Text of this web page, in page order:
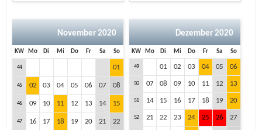
November 2020
KW Mo Di Mi Do Fr Sa So
44 01
45 02 03 04 05 06 07 08
46 09 10 11 12 13 14 15
47 16 17 18 19 20 21 22
Dezember 2020
KW Mo Di Mi Do Fr Sa So
49 01 02 03 04 05 06
50 07 08 09 10 11 12 13
51 14 15 16 17 18 19 20
52 21 22 23 24 25 26 27